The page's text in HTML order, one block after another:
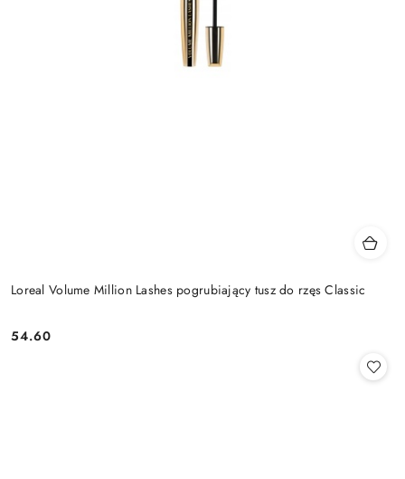
Loreal Volume Million Lashes pogrubiający tusz do rzęs Classic
Cena:
54.60